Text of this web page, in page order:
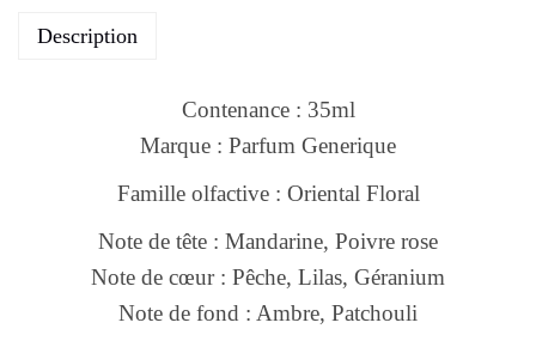
Description
Contenance : 35ml
Marque : Parfum Generique
Famille olfactive : Oriental Floral
Note de tête : Mandarine, Poivre rose
Note de cœur : Pêche, Lilas, Géranium
Note de fond : Ambre, Patchouli